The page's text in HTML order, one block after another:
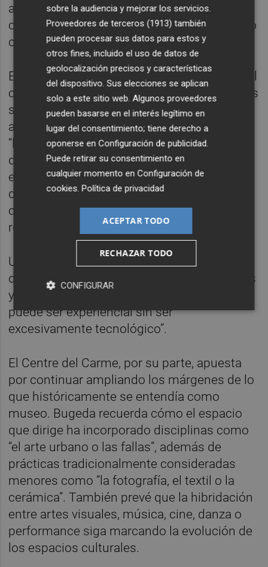
aunque casi todos los responsables
consultados advierten de la necesidad de no
convertirla en un fin en sí mismo.
En el Museo de Bellas Artes, González Tornel
considera que las innovaciones tecnológicas
supondrán “un enorme avance en cuanto a
accesibilidad universal”, pero insiste en que
“la tecnología será siempre un medio”. El
director defiende una museografía basada
en “una ordenación científica y pedagógica”
de las colecciones, sustentada en el
conocimiento de historiadores del arte y
restauradores.
Una línea similar mantienen desde L'Etno,
donde prevén exposiciones “más inmersivas
y experienciales”, aunque advierten que “se
puede ser experiencial sin ser
excesivamente tecnológico”.
El Centre del Carme, por su parte, apuesta
por continuar ampliando los márgenes de lo
que históricamente se entendía como
museo. Bugeda recuerda cómo el espacio
que dirige ha incorporado disciplinas como
“el arte urbano o las fallas”, además de
prácticas tradicionalmente consideradas
menores como “la fotografía, el textil o la
cerámica”. También prevé que la hibridación
entre artes visuales, música, cine, danza o
performance siga marcando la evolución de
los espacios culturales.
sobre la audiencia y mejorar los servicios.
Proveedores de terceros (1913) también
pueden procesar sus datos para estos y
otros fines, incluido el uso de datos de
geolocalización precisos y características
del dispositivo. Sus elecciones se aplican
solo a este sitio web. Algunos proveedores
pueden basarse en el interés legítimo en
lugar del consentimiento; tiene derecho a
oponerse enConfiguración de publicidad.
Puede retirar su consentimiento en
cualquier momento enConfiguración de
cookies.Política de privacidad
ACEPTAR TODO
RECHAZAR TODO
CONFIGURAR